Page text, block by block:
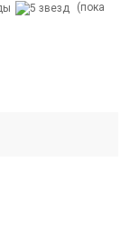
(пока